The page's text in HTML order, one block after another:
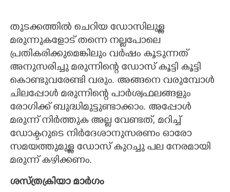
തുടക്കത്തില്‍ ചെറിയ ഡോസിലുള്ള
മരുന്നുകളോട് തന്നെ നല്ലപോലെ
പ്രതികരിക്കുമെങ്കിലും വര്‍ഷം കൂടുന്നത്
അനുസരിച്ചു മരുന്നിന്റെ ഡോസ് കൂട്ടി കൂട്ടി
കൊണ്ടുവരേണ്ടി വരും. അങ്ങനെ വരുമ്പോള്‍
ചിലപ്പോള്‍ മരുന്നിന്റെ പാര്‍ശ്വഫലങ്ങളും
രോഗിക്ക് ബുദ്ധിമുട്ടുണ്ടാക്കാം. അപ്പോള്‍
മരുന്ന് നിര്‍ത്തുക അല്ല വേണ്ടത്, മറിച്ച്
ഡോക്ടറുടെ നിര്‍ദേശാനുസരണം ഓരോ
സമയത്തുമുള്ള ഡോസ് കുറച്ചു പല നേരമായി
മരുന്ന് കഴിക്കണം.
ശസ്ത്രക്രിയാ മാര്‍ഗം